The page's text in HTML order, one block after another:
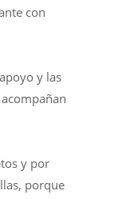
con
y las
y por
porque